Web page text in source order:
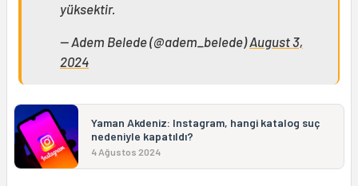
yüksektir.
— Adem Belede (@adem_belede)August 3,
2024
Yaman Akdeniz: Instagram, hangi katalog suç
nedeniyle kapatıldı?
4 Ağustos 2024